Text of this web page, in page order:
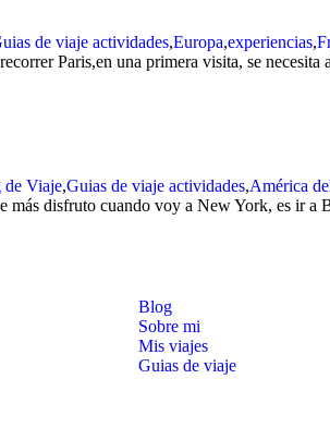
de viaje actividades,Europa,experiencias,
Paris,en una primera visita, se necesita
de Viaje,Guias de viaje actividades,América
más disfruto cuando voy a New York, es ir a
Blog
Sobre mi
Mis viajes
Guias de viaje